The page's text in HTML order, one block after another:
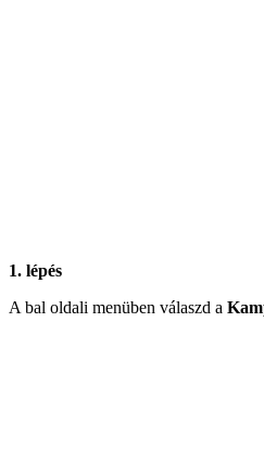
1. lépés
A bal oldali menüben válaszd a